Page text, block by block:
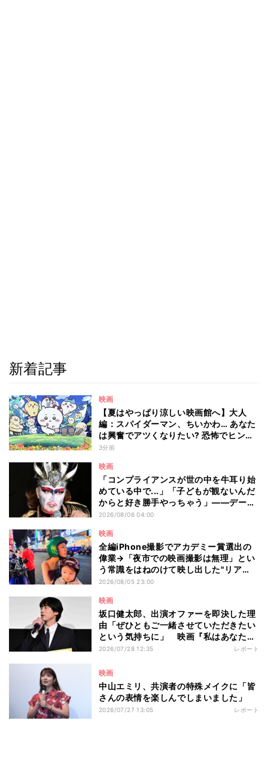
新着記事
映画
【夏はやっぱり涼しい映画館へ】大人
編：スパイダーマン、ちいかわ… あなた
は興奮でアツくなりたい? 恐怖でヒンヤ
リしたい? - 編集部が注目する最新映画5
3分前
映画
「コンプライアンスが世の中を牛耳り始
めている中で...」「子どもが観ないんだ
からと好き勝手やっちゃう」――デーモ
ン閣下が語る映画『レディ・オア・ノッ
2026/08/06 04:00
映画
全編iPhone撮影でアカデミー賞選出の
偉業→「夜市での映画撮影は無理」とい
う常識をはねのけて映し出した"リア
ル"とは――ツォウ監督が語る映画『左
2026/08/05 23:00
映画
坂口健太郎、出演オファーを即決した理
由「ぜひともご一緒させていただきたい
という気持ちに」 映画『私はあなたを
知らない、』完成披露舞台挨拶
2026/07/28 12:35 レポート
映画
中山エミリ、共演者の特殊メイクに「皆
さんの表情を楽しんでしまいました」
2026/07/27 13:05 レポート